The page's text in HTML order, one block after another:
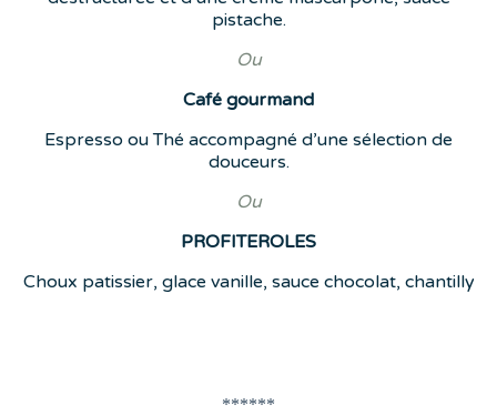
pistache.
Ou
Café gourmand
Espresso ou Thé accompagné d’une sélection de
douceurs.
Ou
PROFITEROLES
Choux patissier, glace vanille, sauce chocolat, chantilly
******